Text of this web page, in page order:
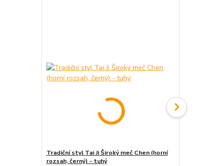
Tradiční styl Tai Ji Široký meč Chen (horní
rozsah, černý) - tuhý